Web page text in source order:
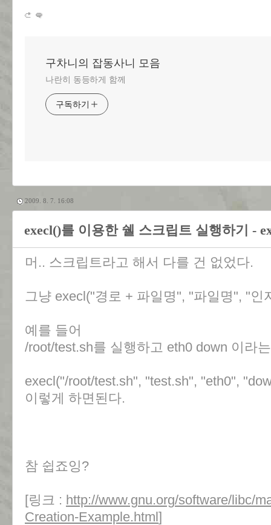
구차니의 잡동사니 모음
나란히 동등하게 함께
구독하기
2009. 8. 7. 16:08
execl()를 이용한 쉘 스크립트 실행하기 -
머.. 스크립트라고 해서 다를 건 없었다.
그냥 execl("경로 + 파일명", "파일명", "인
예를 들어
/root/test.sh를 실행하고 eth0 down 이라
execl("/root/test.sh", "test.sh", "eth0",
이렇게 하면된다.
참 쉽죠잉?
[링크 : http://www.gnu.org/software/libc/
Creation-Example.html]